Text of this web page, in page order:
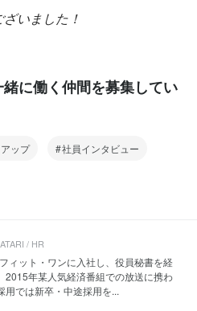
いました！
緒に働く仲間を募集してい
ップ 社員インタビュー
/ HR
ィット・ワンに入社し、役員秘書を経
2015年某人気経済番組での放送に携わ
用では新卒・中途採用を...